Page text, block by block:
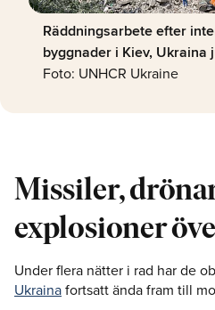
Räddningsarbete efter
byggnader i Kiev, Ukraina
Foto: UNHCR Ukraine
Missiler,
explosioner
Under flera nätter i rad har de
Ukraina fortsatt ända fram till